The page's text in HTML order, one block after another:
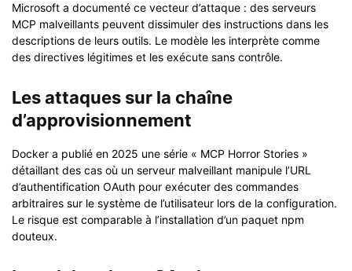
Microsoft a documenté ce vecteur d’attaque : des serveurs
MCP malveillants peuvent dissimuler des instructions dans les
descriptions de leurs outils. Le modèle les interprète comme
des directives légitimes et les exécute sans contrôle.
Les attaques sur la chaîne
d’approvisionnement
Docker a publié en 2025 une série « MCP Horror Stories »
détaillant des cas où un serveur malveillant manipule l’URL
d’authentification OAuth pour exécuter des commandes
arbitraires sur le système de l’utilisateur lors de la configuration.
Le risque est comparable à l’installation d’un paquet npm
douteux.